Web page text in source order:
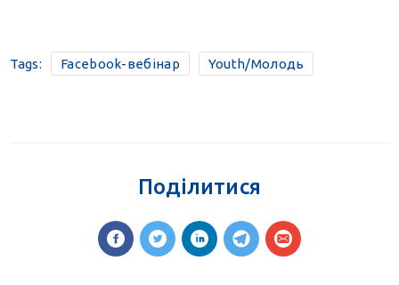
Tags: Facebook-вебінар Youth/Молодь
Поділитися